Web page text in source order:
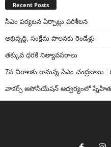
Recent Posts
సిఎం పర్యటన ఏర్పాట్లు పరిశీలన
అభివృద్ది, సంక్షేమ పాలనకు రెండేళ్లు
తక్కువ ధరకే నిత్యావసరాలు
7న చీరాలకు రానున్న సిఎం చంద్రబాబు :
వాకర్స్‌ అసోసియేషన్‌ ఆధ్వర్యంలో